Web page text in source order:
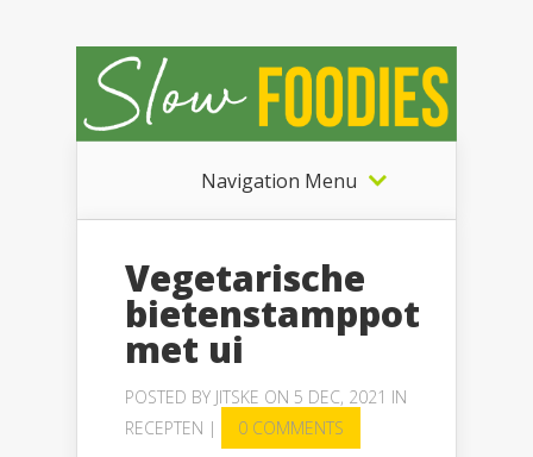
Navigation Menu
Vegetarische
bietenstamppot
met ui
POSTED BY JITSKE ON 5 DEC, 2021 IN
RECEPTEN | 0 COMMENTS